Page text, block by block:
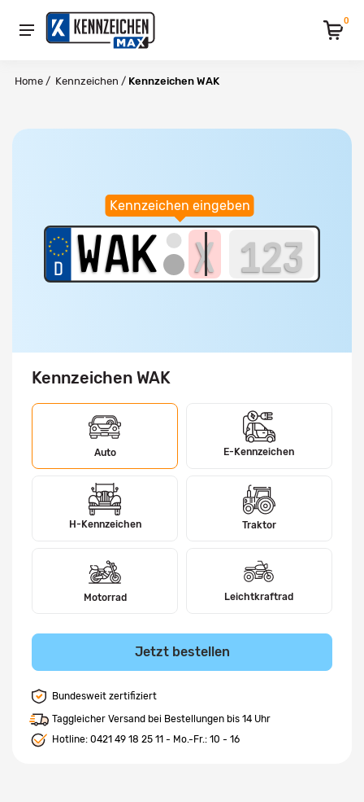
0
Home / Kennzeichen / Kennzeichen WAK
Kennzeichen eingeben
Kennzeichen WAK
Auto E-Kennzeichen
H-Kennzeichen Traktor
Motorrad Leichtkraftrad
Jetzt bestellen
Bundesweit zertifiziert
Taggleicher Versand bei Bestellungen bis 14 Uhr
Hotline: 0421 49 18 25 11 - Mo.-Fr.: 10 - 16